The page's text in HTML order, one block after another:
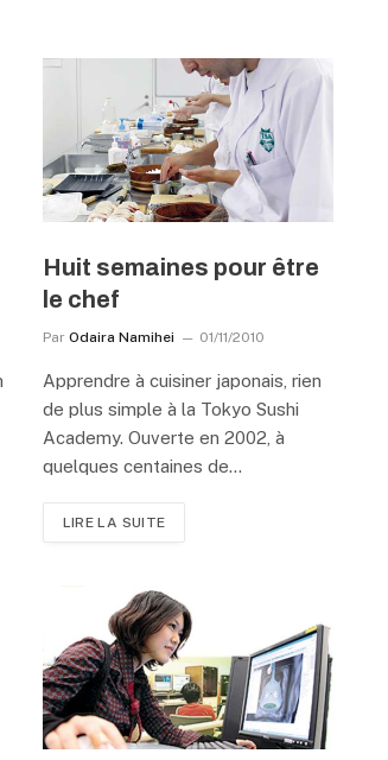
Huit semaines pour être
le chef
Par Odaira Namihei 01/11/2010
Apprendre à cuisiner japonais, rien
de plus simple à la Tokyo Sushi
Academy. Ouverte en 2002, à
quelques centaines de…
LIRE LA SUITE